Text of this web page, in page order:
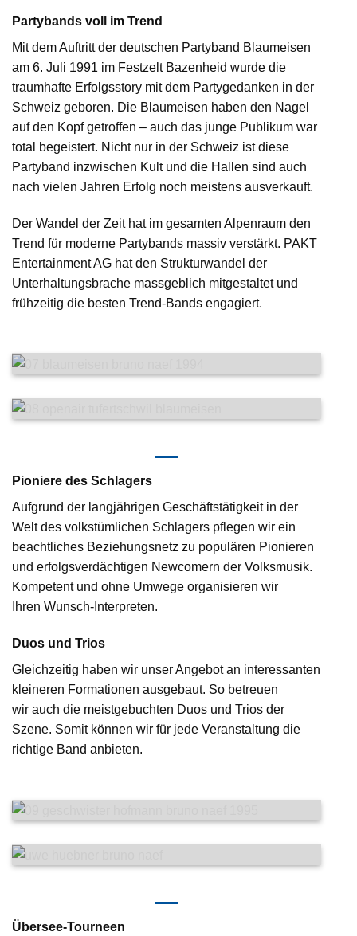
Partybands voll im Trend
Mit dem Auftritt der deutschen Partyband Blaumeisen
am 6. Juli 1991 im Festzelt Bazenheid wurde die
traumhafte Erfolgsstory mit dem Partygedanken in der
Schweiz geboren. Die Blaumeisen haben den Nagel
auf den Kopf getroffen – auch das junge Publikum war
total begeistert. Nicht nur in der Schweiz ist diese
Partyband inzwischen Kult und die Hallen sind auch
nach vielen Jahren Erfolg noch meistens ausverkauft.
Der Wandel der Zeit hat im gesamten Alpenraum den
Trend für moderne Partybands massiv verstärkt. PAKT
Entertainment AG hat den Strukturwandel der
Unterhaltungsbrache massgeblich mitgestaltet und
frühzeitig die besten Trend-Bands engagiert.
Pioniere des Schlagers
Aufgrund der langjährigen Geschäftstätigkeit in der
Welt des volkstümlichen Schlagers pflegen wir ein
beachtliches Beziehungsnetz zu populären Pionieren
und erfolgsverdächtigen Newcomern der Volksmusik.
Kompetent und ohne Umwege organisieren wir
Ihren Wunsch-Interpreten.
Duos und Trios
Gleichzeitig haben wir unser Angebot an interessanten
kleineren Formationen ausgebaut. So betreuen
wir auch die meistgebuchten Duos und Trios der
Szene. Somit können wir für jede Veranstaltung die
richtige Band anbieten.
Übersee-Tourneen